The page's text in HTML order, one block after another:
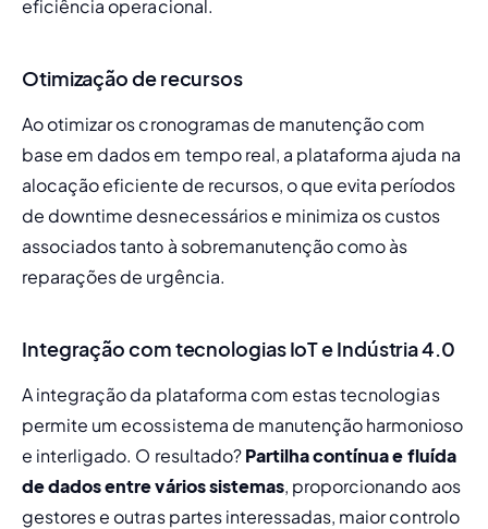
eficiência operacional.
Otimização de recursos
Ao otimizar os cronogramas de manutenção com
base em dados em tempo real, a plataforma ajuda na
alocação eficiente de recursos, o que evita períodos
de downtime desnecessários e minimiza os custos
associados tanto à sobremanutenção como às
reparações de urgência.
Integração com tecnologias IoT e Indústria 4.0
A integração da plataforma com estas tecnologias
permite um ecossistema de manutenção harmonioso
e interligado. O resultado? Partilha contínua e fluída
de dados entre vários sistemas, proporcionando aos
gestores e outras partes interessadas, maior controlo